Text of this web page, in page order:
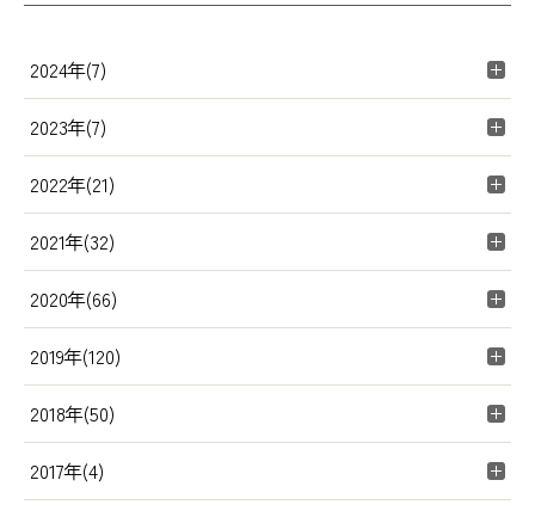
2024年(7)
2023年(7)
2022年(21)
2021年(32)
2020年(66)
2019年(120)
2018年(50)
2017年(4)